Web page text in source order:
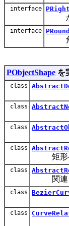
interface
か
interface
角
PObjectShape を
class
class
class
class
矩形ベ
class
関連・
class
class